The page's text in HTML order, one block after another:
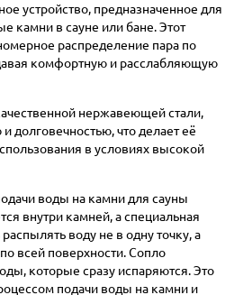
устройство, предназначенное для
камни в сауне или бане. Этот
распределение пара по
комфортную и расслабляющую
нержавеющей стали,
долговечностью, что делает её
в условиях высокой
воды на камни для сауны
внутри камней, а специальная
воду не в одну точку, а
всей поверхности. Сопло
которые сразу испаряются. Это
подачи воды на камни и